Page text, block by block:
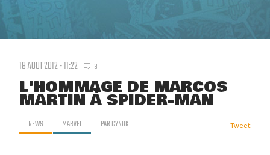
18 AOUT 2012 - 11:22 13
L'HOMMAGE DE MARCOS
MARTIN À SPIDER-MAN
NEWS MARVEL PARCYNOK Tweet